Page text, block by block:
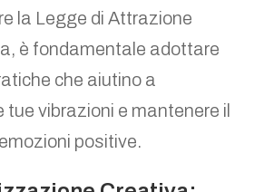
la Legge di Attrazione
è fondamentale adottare
che aiutino a
tue vibrazioni e mantenere il
positive.